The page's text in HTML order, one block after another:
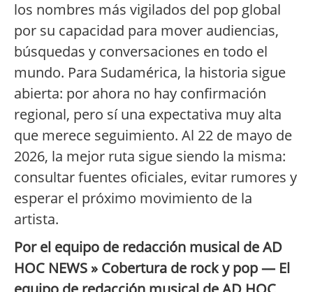
los nombres más vigilados del pop global
por su capacidad para mover audiencias,
búsquedas y conversaciones en todo el
mundo. Para Sudamérica, la historia sigue
abierta: por ahora no hay confirmación
regional, pero sí una expectativa muy alta
que merece seguimiento. Al 22 de mayo de
2026, la mejor ruta sigue siendo la misma:
consultar fuentes oficiales, evitar rumores y
esperar el próximo movimiento de la
artista.
Por el equipo de redacción musical de AD
HOC NEWS » Cobertura de rock y pop — El